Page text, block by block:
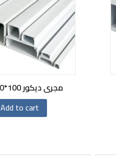
مجرى ديكور pvc 100*100
Add to cart